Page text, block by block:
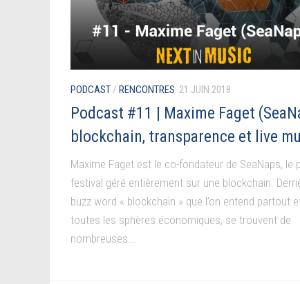
PODCAST/ RENCONTRES 21 JUIN 2018
Podcast #11 | Maxime Faget
blockchain, transparence et live
Maxime Faget est le co-fondateur de SeaNaps, le
festival géré entièrement sur une blockchain.
buzz word « blockchain » que l’on entend partout
toutes les sphères économiques, se trouvent de
nombreuses...